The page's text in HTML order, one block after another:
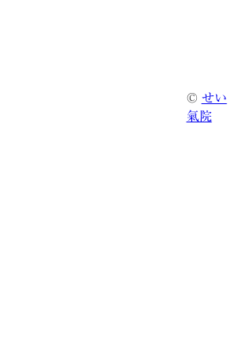
© せい
氣院